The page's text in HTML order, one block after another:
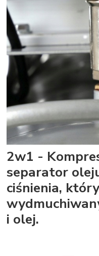
2w1 -
separator
ciśnienia,
i olej.